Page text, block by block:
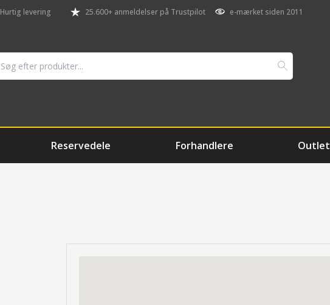
Hurtig levering 25.600+ anmeldelser på Trustpilot e-mærket siden 2011
Reservedele Forhandlere Outlet